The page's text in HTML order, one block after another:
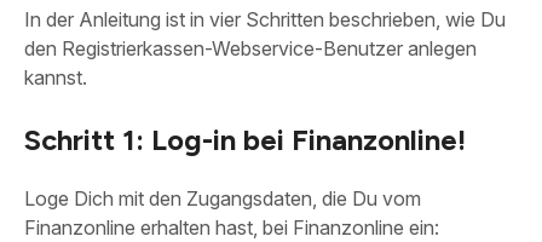
In der Anleitung ist in vier Schritten beschrieben, wie Du
den Registrierkassen-Webservice-Benutzer anlegen
kannst.
Schritt 1: Log-in bei Finanzonline!
Loge Dich mit den Zugangsdaten, die Du vom
Finanzonline erhalten hast, bei Finanzonline ein: